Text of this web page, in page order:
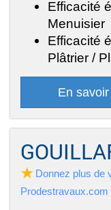
Efficacité
Menuisier
Efficacité
Plâtrier /
En
Donnez plus de
Prodestravaux.com